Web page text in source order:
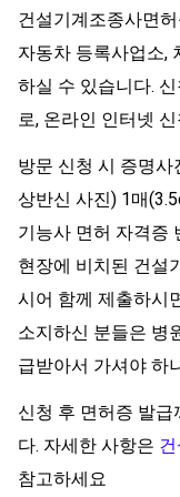
건설기계조종사면
자동차 등록사업소,
하실 수 있습니다.
로, 온라인 인터넷
방문 신청 시 증명
상반신 사진) 1매
기능사 면허 자격증
현장에 비치된 건설
시어 함께 제출하시
소지하신 분들은 병
급받아서 가셔야 하
신청 후 면허증 발
다. 자세한 사항은
참고하세요